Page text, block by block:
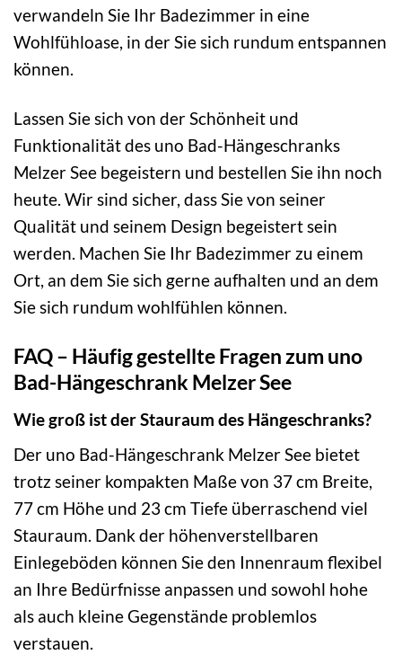
verwandeln Sie Ihr Badezimmer in eine
Wohlfühloase, in der Sie sich rundum entspannen
können.
Lassen Sie sich von der Schönheit und
Funktionalität des uno Bad-Hängeschranks
Melzer See begeistern und bestellen Sie ihn noch
heute. Wir sind sicher, dass Sie von seiner
Qualität und seinem Design begeistert sein
werden. Machen Sie Ihr Badezimmer zu einem
Ort, an dem Sie sich gerne aufhalten und an dem
Sie sich rundum wohlfühlen können.
FAQ – Häufig gestellte Fragen zum uno
Bad-Hängeschrank Melzer See
Wie groß ist der Stauraum des Hängeschranks?
Der uno Bad-Hängeschrank Melzer See bietet
trotz seiner kompakten Maße von 37 cm Breite,
77 cm Höhe und 23 cm Tiefe überraschend viel
Stauraum. Dank der höhenverstellbaren
Einlegeböden können Sie den Innenraum flexibel
an Ihre Bedürfnisse anpassen und sowohl hohe
als auch kleine Gegenstände problemlos
verstauen.